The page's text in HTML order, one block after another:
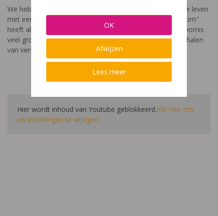
We hebben een video gemaakt die toont hoe het is om te leven
met een leerstoornis. De film met als titel: "Ik heet niet dom"
heeft als doel aan te tonen dat de impact van een leerstoornis
veel groter is dan enkel wat je ziet in de klas. Je hoort verhalen
van verschillende leerlingen en ouders.
Hier wordt inhoud van Youtube geblokkeerd.Klik hier om
uw instellingen te wijzigen
OK
Afwijzen
Lees meer